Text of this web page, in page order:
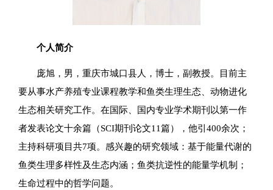
个人简介
庞旭，男，重庆市城口县人，博士，副教授。目前主
要从事水产养殖专业课程教学和鱼类生理生态、动物进化
生态相关研究工作。在国际、国内专业学术期刊以第一作
者发表论文十余篇（SCI期刊论文11篇），他引400余次；
主持科研项目共7项。感兴趣的研究领域：基于能量代谢的
鱼类生理多样性及生态内涵；鱼类抗逆性的能量学机制；
生命过程中的哲学问题。